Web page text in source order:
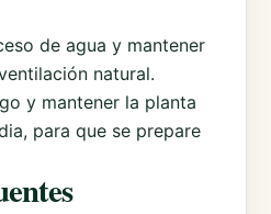
de agua y mantener
natural.
y mantener la planta
para que se prepare